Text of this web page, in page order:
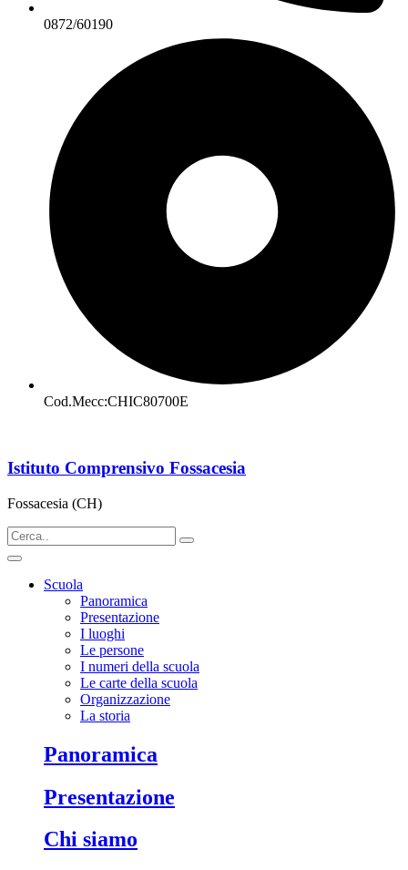
0872/60190
Cod.Mecc:CHIC80700E
Istituto Comprensivo Fossacesia
Fossacesia (CH)
Scuola
Panoramica
Presentazione
I luoghi
Le persone
I numeri della scuola
Le carte della scuola
Organizzazione
La storia
Panoramica
Presentazione
Chi siamo